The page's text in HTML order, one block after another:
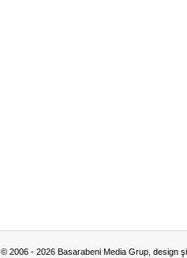
© 2006 - 2026 Basarabeni Media Grup, design